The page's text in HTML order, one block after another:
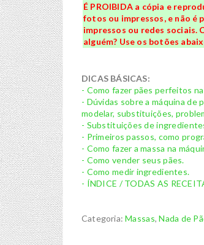
É PROIBIDA a cópia e
fotos ou impressos, e não é
impressos ou redes
alguém? Use os botões
DICAS BÁSICAS:
- Como fazer pães perfeitos
- Dúvidas sobre a máquina de
modelar, substituições,
- Substituições de
- Primeiros passos, como
- Como fazer a massa na
- Como vender seus pães.
- Como medir ingredientes.
- ÍNDICE / TODAS AS
Categoria:Massas,Nada de